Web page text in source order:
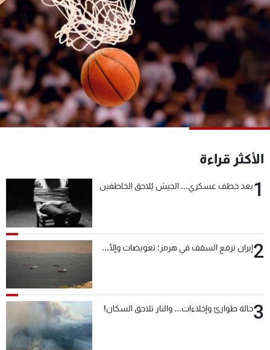
الأكثر قراءة
1بعد خطف عسكري... الجيش يُلاحق الخاطفين
2إيران ترفع السقف في هرمز: تعويضات وإلّا...
3حالة طوارئ وإخلاءات... والنار تلاحق السكان!
جدول البرامج
شاهد البرامج
الترددات
لاعلاناتكم